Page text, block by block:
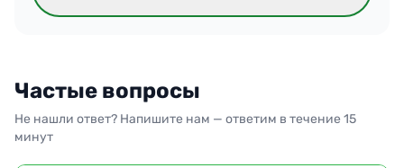
Частые вопросы
Не нашли ответ? Напишите нам — ответим в течение 15
минут